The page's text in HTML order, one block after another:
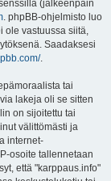
(jälkeenpäin
. phpBB-ohjelmisto luo
ole vastuussa siitä,
Saadaksesi
.
tai
lakeja oli se sitten
on sijoitettu tai
välittömästi ja
internet-
osoite tallennetaan
että "karppaus.info"